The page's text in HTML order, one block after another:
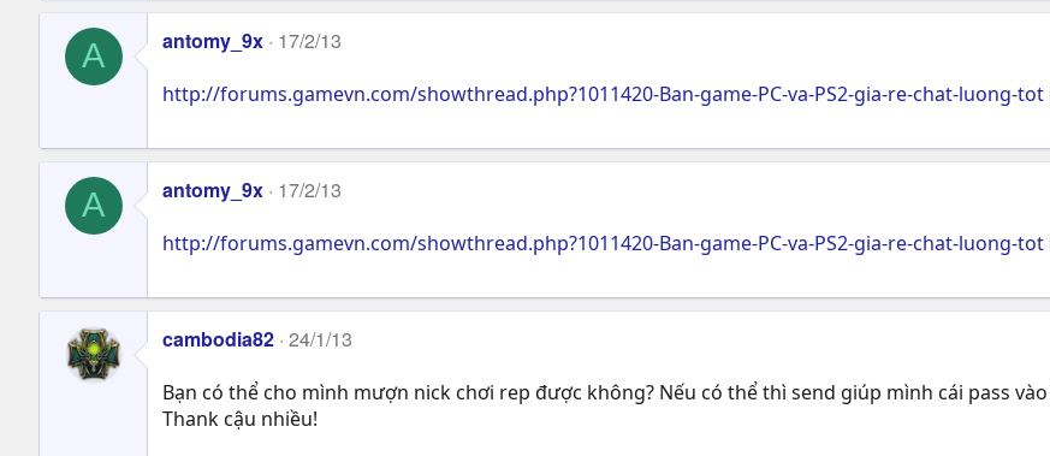
A antomy_9x 17/2/13
http://forums.gamevn.com/showthread.php?1011420-Ban-game-PC-va-PS2-gia-re-chat-luong-tot
A antomy_9x 17/2/13
http://forums.gamevn.com/showthread.php?1011420-Ban-game-PC-va-PS2-gia-re-chat-luong-tot
cambodia82 24/1/13
Bạn có thể cho mình mượn nick chơi rep được không? Nếu có thể thì send giúp mình cái pass
Thank cậu nhiều!